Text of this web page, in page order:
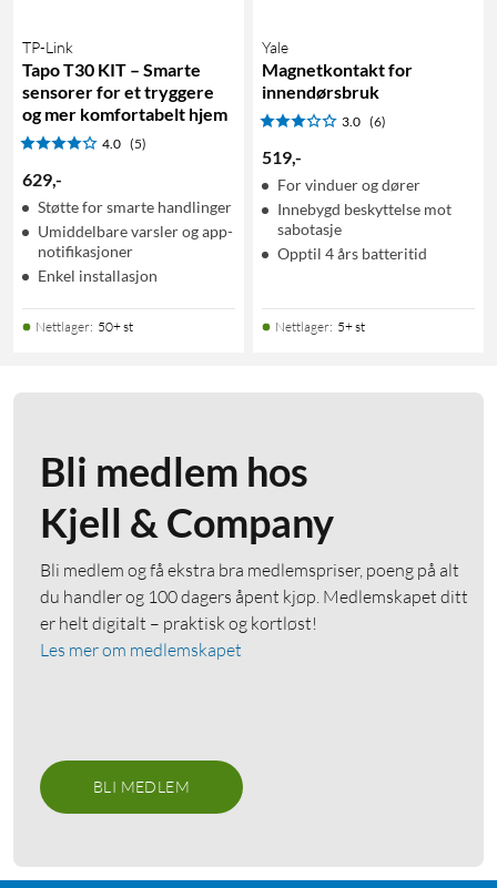
TP-Link
Tapo T30 KIT – Smarte
sensorer for et tryggere
og mer komfortabelt hjem
4.0 (5)
629,-
Støtte for smarte handlinger
Umiddelbare varsler og app-
notifikasjoner
Enkel installasjon
Nettlager: 50+ st
Yale
Magnetkontakt for
innendørsbruk
3.0 (6)
519,-
For vinduer og dører
Innebygd beskyttelse mot
sabotasje
Opptil 4 års batteritid
Nettlager: 5+ st
Bli medlem hos
Kjell & Company
Bli medlem og få ekstra bra medlemspriser, poeng på alt
du handler og 100 dagers åpent kjøp. Medlemskapet ditt
er helt digitalt – praktisk og kortløst!
Les mer om medlemskapet
BLI MEDLEM